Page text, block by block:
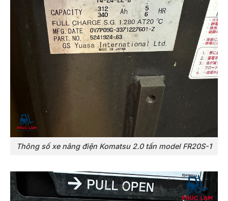
Thông số xe nâng điện Komatsu 2.0 tấn model FR20S-1